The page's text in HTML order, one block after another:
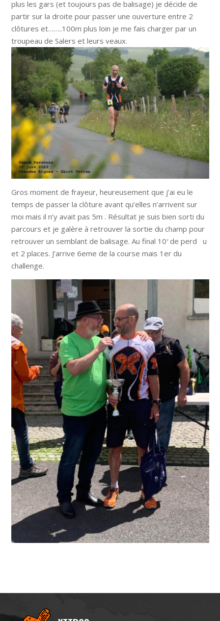
plus les gars (et toujours pas de balisage) je décide de
partir sur la droite pour passer une ouverture entre 2
clôtures et……..100m plus loin je me fais charger par un
troupeau de Salers et leurs veaux.
Gros moment de frayeur, heureusement que j’ai eu le
temps de passer la clôture avant qu’elles n’arrivent sur
moi mais il n’y avait pas 5m . Résultat je suis bien sorti du
parcours et je galère à retrouver la sortie du champ pour
retrouver un semblant de balisage. Au final 10′ de perd u
et 2 places. J’arrive 6eme de la course mais 1er du
challenge.